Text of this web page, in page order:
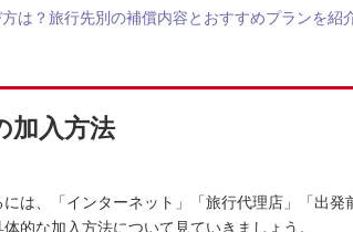
は？旅行先別の補償内容とおすすめプランを紹
加入方法
は、「インターネット」「旅行代理店」「出
的な加入方法について見ていきましょう。